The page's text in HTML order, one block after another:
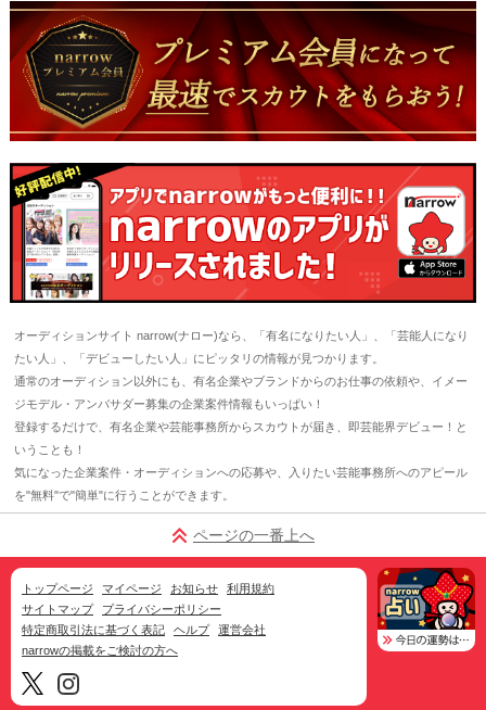
オーディションサイト narrow(ナロー)なら、「有名になりたい人」、「芸能人になり
たい人」、「デビューしたい人」にピッタリの情報が見つかります。
通常のオーディション以外にも、有名企業やブランドからのお仕事の依頼や、イメー
ジモデル・アンバサダー募集の企業案件情報もいっぱい！
登録するだけで、有名企業や芸能事務所からスカウトが届き、即芸能界デビュー！と
いうことも！
気になった企業案件・オーディションへの応募や、入りたい芸能事務所へのアピール
を"無料"で"簡単"に行うことができます。
ページの一番上へ
トップページ マイページ お知らせ
利用規約
サイトマップ
プライバシーポリシー
特定商取引法に基づく表記
ヘルプ
運営会社
narrowの掲載をご検討の方へ